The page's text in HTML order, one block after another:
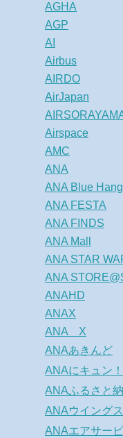
AGHA
AGP
AI
Airbus
AIRDO
AirJapan
Airspace
AMC
ANA
ANA Blue
ANA FESTA
ANA FINDS
ANA Mall
ANA STAR
ANA
ANAHD
ANAX
ANA X
ANAあきんど
ANAにキュン！
ANAふるさと
ANAウイングス
ANAエアサー